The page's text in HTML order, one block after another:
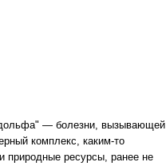
— болезни, вызывающей
комплекс, каким-то
природные ресурсы, ранее не